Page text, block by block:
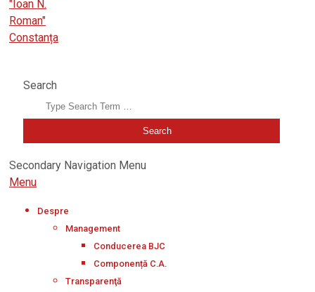
Search
Secondary Navigation Menu
Menu
Despre
Management
Conducerea BJC
Componență C.A.
Transparenţă